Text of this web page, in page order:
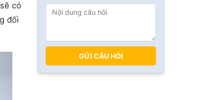
có
đối
GỬI CÂU HỎI